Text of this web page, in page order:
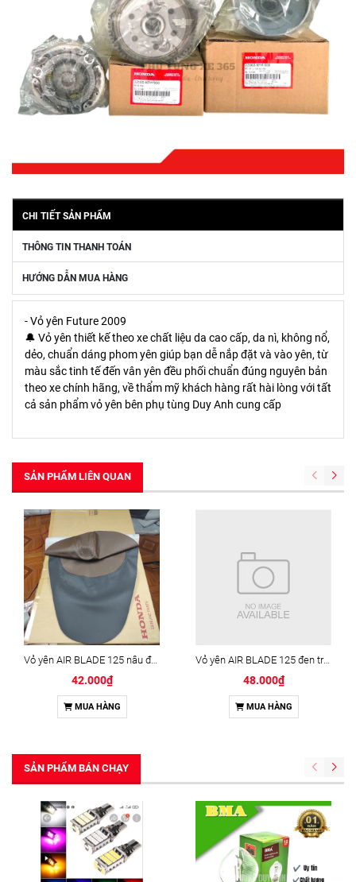
CHI TIẾT SẢN PHẨM
THÔNG TIN THANH TOÁN
HƯỚNG DẪN MUA HÀNG
- Vỏ yên Future 2009
🔔 Vỏ yên thiết kế theo xe chất liệu da cao cấp, da nì, không nổ,
dẻo, chuẩn dáng phom yên giúp bạn dễ nắp đặt và vào yên, từ
màu sắc tinh tế đến vân yên đều phối chuẩn đúng nguyên bản
theo xe chính hãng, về thẩm mỹ khách hàng rất hài lòng với tất
cả sản phẩm vỏ yên bên phụ tùng Duy Anh cung cấp
SẢN PHẨM LIÊN QUAN
Vỏ yên AIR BLADE 125 nâu đen
42.000₫
MUA HÀNG
Vỏ yên AIR BLADE 125 đen trắng bạc
48.000₫
MUA HÀNG
SẢN PHẨM BÁN CHẠY